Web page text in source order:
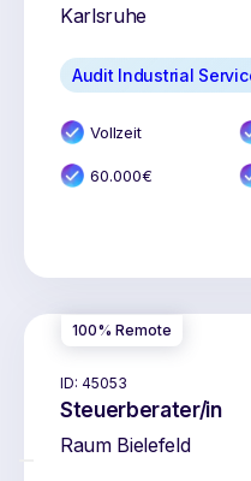
Karlsruhe
Audit Industrial
Vollzeit
60.000€
100% Remote
ID: 45053
Steuerberater/in
Raum Bielefeld